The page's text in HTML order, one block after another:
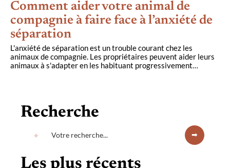
Comment aider votre animal de
compagnie à faire face à l’anxiété de
séparation
L'anxiété de séparation est un trouble courant chez les
animaux de compagnie. Les propriétaires peuvent aider leurs
animaux à s'adapter en les habituant progressivement…
Recherche
Les plus récents